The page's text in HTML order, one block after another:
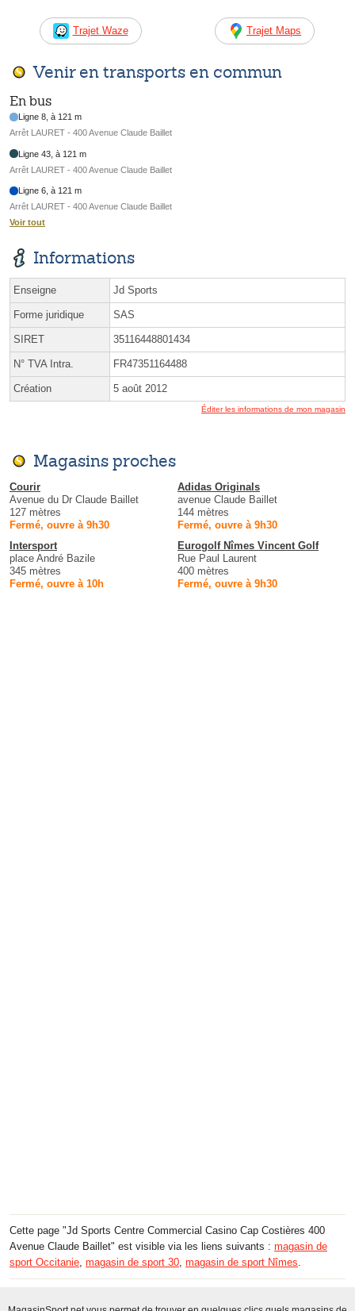
Trajet Waze Trajet Maps
Venir en transports en commun
En bus
Ligne 8, à 121 m
Arrêt LAURET - 400 Avenue Claude Baillet
Ligne 43, à 121 m
Arrêt LAURET - 400 Avenue Claude Baillet
Ligne 6, à 121 m
Arrêt LAURET - 400 Avenue Claude Baillet
Voir tout
Informations
Enseigne Jd Sports
Forme juridique SAS
SIRET 35116448801434
N° TVA Intra. FR47351164488
Création 5 août 2012
Éditer les informations de mon magasin
Magasins proches
Courir
Avenue du Dr Claude Baillet
127 mètres
Fermé, ouvre à 9h30
Adidas Originals
avenue Claude Baillet
144 mètres
Fermé, ouvre à 9h30
Intersport
place André Bazile
345 mètres
Fermé, ouvre à 10h
Eurogolf Nîmes Vincent Golf
Rue Paul Laurent
400 mètres
Fermé, ouvre à 9h30
Cette page "Jd Sports Centre Commercial Casino Cap Costières 400
Avenue Claude Baillet" est visible via les liens suivants : magasin de
sport Occitanie, magasin de sport 30, magasin de sport Nîmes.